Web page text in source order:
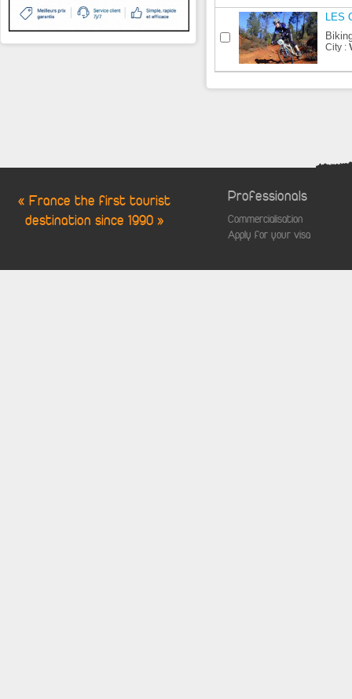
LES
City :
« France the first tourist
destination since 1990 »
Professionals
Commercialisation
Apply for your visa